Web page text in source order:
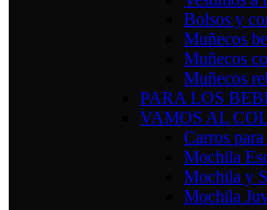
Bolsos y
Muñecos
Muñecos
Muñecos
PARA LOS
VAMOS AL
Carros
Mochila
Mochila y
Mochila